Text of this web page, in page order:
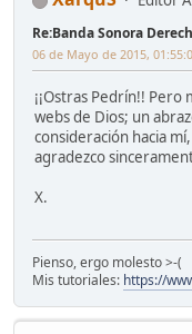
Re:Banda Sonora
06 de Mayo de 2015,
¡¡Ostras Pedrín!!
webs de Dios; un
consideración hacia
agradezco
X.
Pienso, ergo molesto >-(
Mis tutoriales: https://